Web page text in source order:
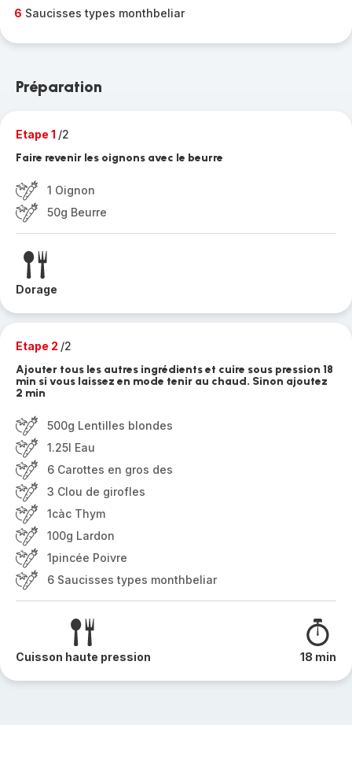
6 Saucisses types monthbeliar
Préparation
Etape 1 /2
Faire revenir les oignons avec le beurre
1 Oignon
50g Beurre
Dorage
Etape 2 /2
Ajouter tous les autres ingrédients et cuire sous pression 18
min si vous laissez en mode tenir au chaud. Sinon ajoutez
2 min
500g Lentilles blondes
1.25l Eau
6 Carottes en gros des
3 Clou de girofles
1càc Thym
100g Lardon
1pincée Poivre
6 Saucisses types monthbeliar
Cuisson haute pression 18 min